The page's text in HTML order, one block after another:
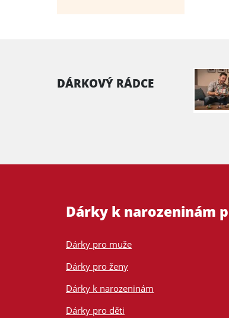
DÁRKOVÝ RÁDCE
Dárky k narozeninám
Dárky pro muže
Dárky pro ženy
Dárky k narozeninám
Dárky pro děti